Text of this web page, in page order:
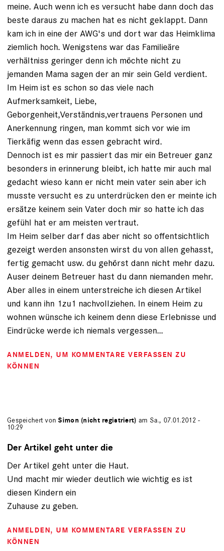
meine. Auch wenn ich es versucht habe dann doch das
beste daraus zu machen hat es nicht geklappt. Dann
kam ich in eine der AWG's und dort war das Heimklima
ziemlich hoch. Wenigstens war das Familieäre
verhältniss geringer denn ich möchte nicht zu
jemanden Mama sagen der an mir sein Geld verdient.
Im Heim ist es schon so das viele nach
Aufmerksamkeit, Liebe,
Geborgenheit,Verständnis,vertrauens Personen und
Anerkennung ringen, man kommt sich vor wie im
Tierkäfig wenn das essen gebracht wird.
Dennoch ist es mir passiert das mir ein Betreuer ganz
besonders in erinnerung bleibt, ich hatte mir auch mal
gedacht wieso kann er nicht mein vater sein aber ich
musste versucht es zu unterdrücken den er meinte ich
ersätze keinem sein Vater doch mir so hatte ich das
gefühl hat er am meisten vertraut.
Im Heim selber darf das aber nicht so offentsichtlich
gezeigt werden ansonsten wirst du von allen gehasst,
fertig gemacht usw. du gehörst dann nicht mehr dazu.
Auser deinem Betreuer hast du dann niemanden mehr.
Aber alles in einem unterstreiche ich diesen Artikel
und kann ihn 1zu1 nachvollziehen. In einem Heim zu
wohnen wünsche ich keinem denn diese Erlebnisse und
Eindrücke werde ich niemals vergessen...
ANMELDEN, UM KOMMENTARE VERFASSEN ZU
KÖNNEN
Gespeichert vonSimon (nicht registriert) am Sa., 07.01.2012 -
10:29
Der Artikel geht unter die
Der Artikel geht unter die Haut.
Und macht mir wieder deutlich wie wichtig es ist
diesen Kindern ein
Zuhause zu geben.
ANMELDEN, UM KOMMENTARE VERFASSEN ZU
KÖNNEN